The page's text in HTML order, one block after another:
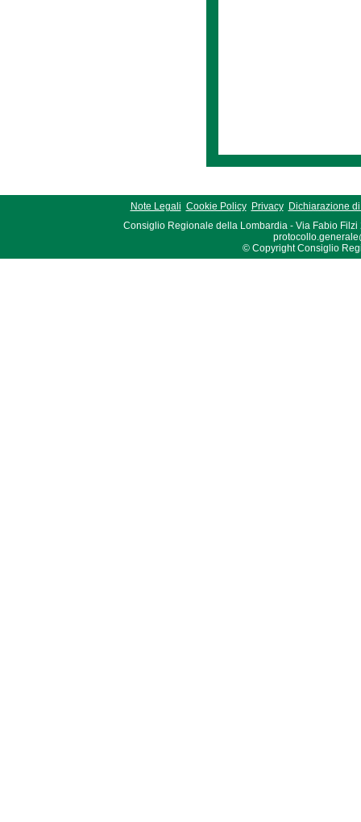
Note Legali Cookie Policy Privacy
Dichiarazione
Consiglio Regionale della Lombardia - Via Fabio Filzi
© Copyright Consiglio